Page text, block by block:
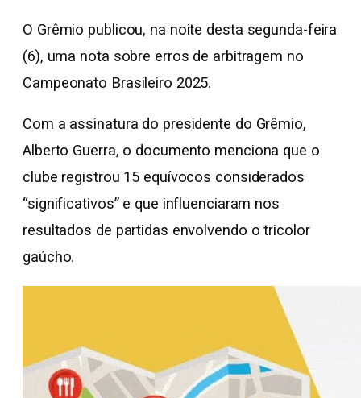
O Grêmio publicou, na noite desta segunda-feira
(6), uma nota sobre erros de arbitragem no
Campeonato Brasileiro 2025.
Com a assinatura do presidente do Grêmio,
Alberto Guerra, o documento menciona que o
clube registrou 15 equívocos considerados
“significativos” e que influenciaram nos
resultados de partidas envolvendo o tricolor
gaúcho.